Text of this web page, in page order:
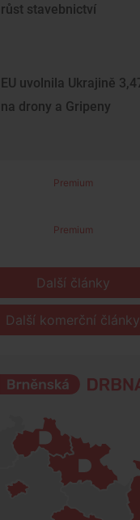
růst stavebnictví
EU uvolnila Ukrajině
na drony a Gripeny
Premium
Premium
Další články
Další komerční články